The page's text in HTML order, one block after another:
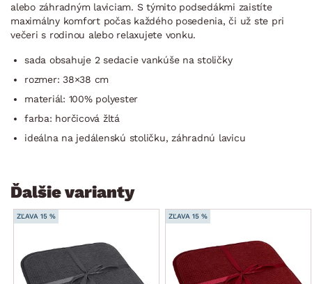
alebo záhradným laviciam. S týmito podsedákmi zaistíte
maximálny komfort počas každého posedenia, či už ste pri
večeri s rodinou alebo relaxujete vonku.
sada obsahuje 2 sedacie vankúše na stoličky
rozmer: 38×38 cm
materiál: 100% polyester
farba: horčicová žltá
ideálna na jedálenskú stoličku, záhradnú lavicu
Ďalšie varianty
ZĽAVA 15 % ZĽAVA 15 %